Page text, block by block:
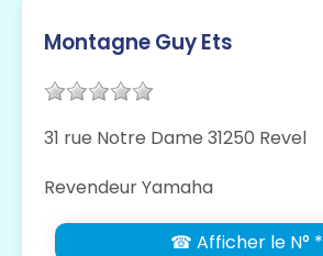
Montagne Guy Ets
31 rue Notre Dame 31250 Revel
Revendeur Yamaha
☎ Afficher le N° *